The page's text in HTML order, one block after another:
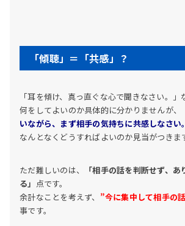
「傾聴」＝「共感」？
「耳を傾け、真っ直ぐな心で聞きなさい。」
何をしてよいのか具体的に分かりませんが、
いながら、まず相手の気持ちに共感しなさい
なんとなくどうすればよいのか見当がつきま
ただ難しいのは、
「相手の話を判断せず、
る」 点です。
余計なことを考えず、 ”今に集中して相手の
事です。